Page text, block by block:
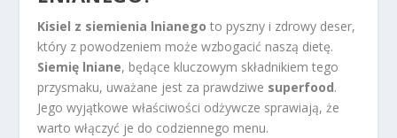
Kisiel z siemienia lnianego to pyszny i zdrowy deser,
który z powodzeniem może wzbogacić naszą dietę.
Siemię lniane, będące kluczowym składnikiem tego
przysmaku, uważane jest za prawdziwe superfood.
Jego wyjątkowe właściwości odżywcze sprawiają, że
warto włączyć je do codziennego menu.